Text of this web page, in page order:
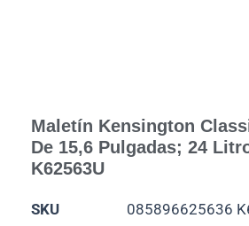
Maletín Kensington
De 15,6 Pulgadas; 24
K62563U
SKU
085896625636